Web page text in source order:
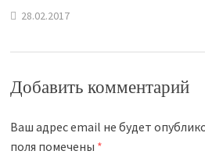
28.02.2017
Добавить комментарий
Ваш адрес email не будет
поля помечены *